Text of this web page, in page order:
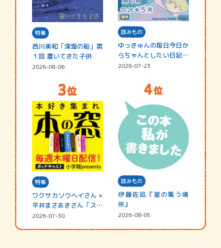
特集
西川美和「深海の船」第
１回 置いてきた子供
2026-08-06
読みもの
ゆっきゅんの毎日今日か
らちゃんとしたい日記
☆202…
2026-07-23
特集
ワクサカソウヘイさん ×
平井まさあきさん「スペ
シャ…
2026-07-30
読みもの
伊藤佐凪『星の集う場
所』
2026-08-05